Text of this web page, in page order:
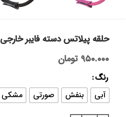
حلقه پیلاتس دسته فایبر خارجی
۹۵۰.۰۰۰ تومان
رنگ
آبی
بنفش صورتی مشکی